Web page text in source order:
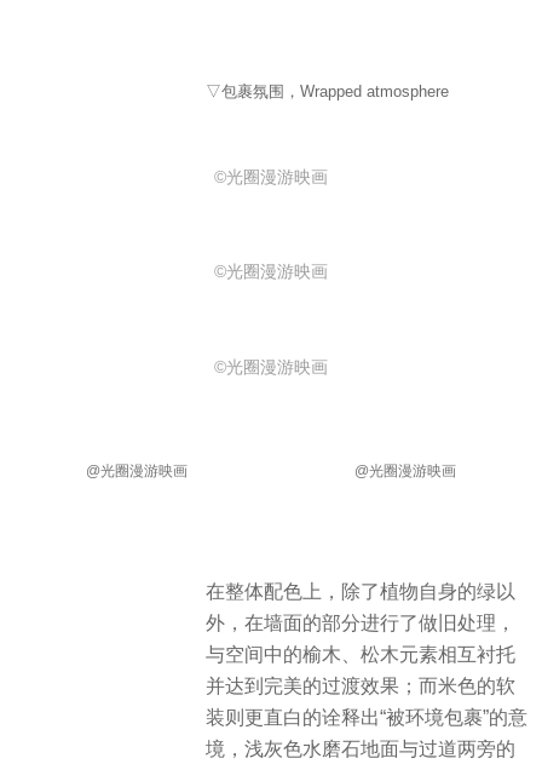
▽包裹氛围，Wrapped atmosphere
©光圈漫游映画
©光圈漫游映画
©光圈漫游映画
@光圈漫游映画 @光圈漫游映画
在整体配色上，除了植物自身的绿以
外，在墙面的部分进行了做旧处理，
与空间中的榆木、松木元素相互衬托
并达到完美的过渡效果；而米色的软
装则更直白的诠释出“被环境包裹”的意
境，浅灰色水磨石地面与过道两旁的